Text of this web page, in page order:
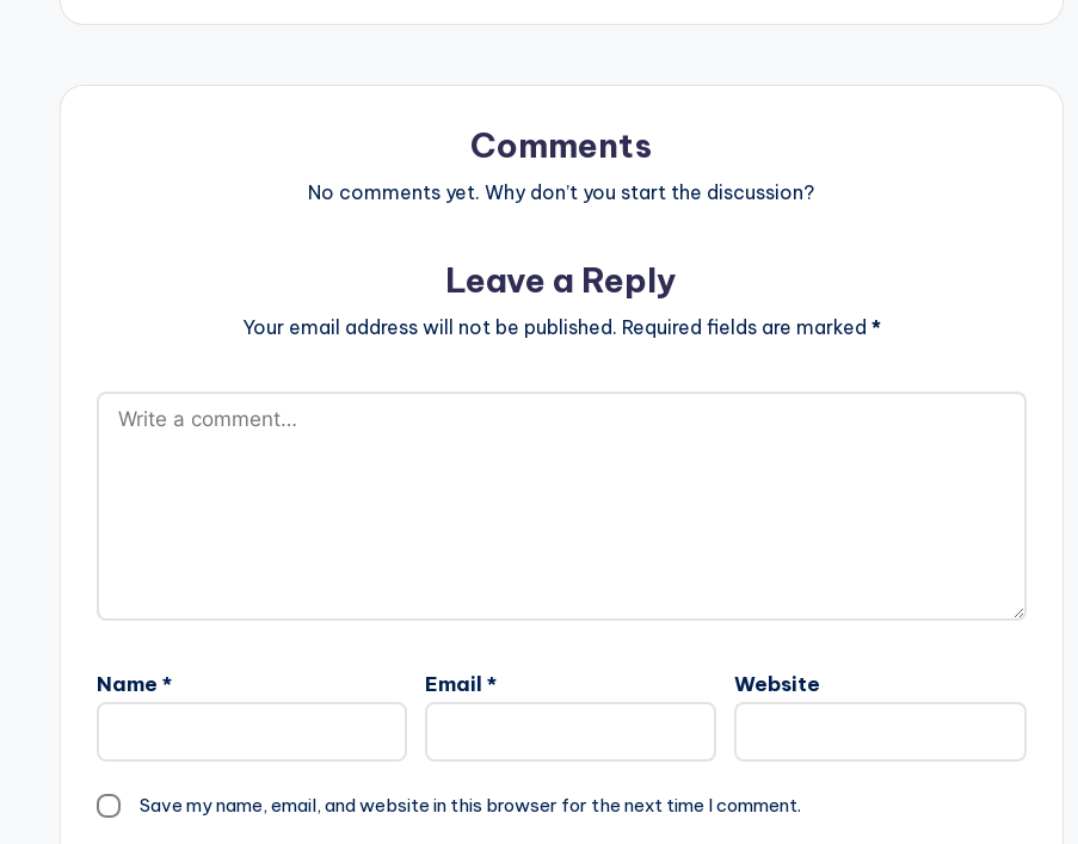
Comments
No comments yet. Why don’t you start the discussion?
Leave a Reply
Your email address will not be published. Required fields are marked *
Name * Email * Website
Save my name, email, and website in this browser for the next time I comment.